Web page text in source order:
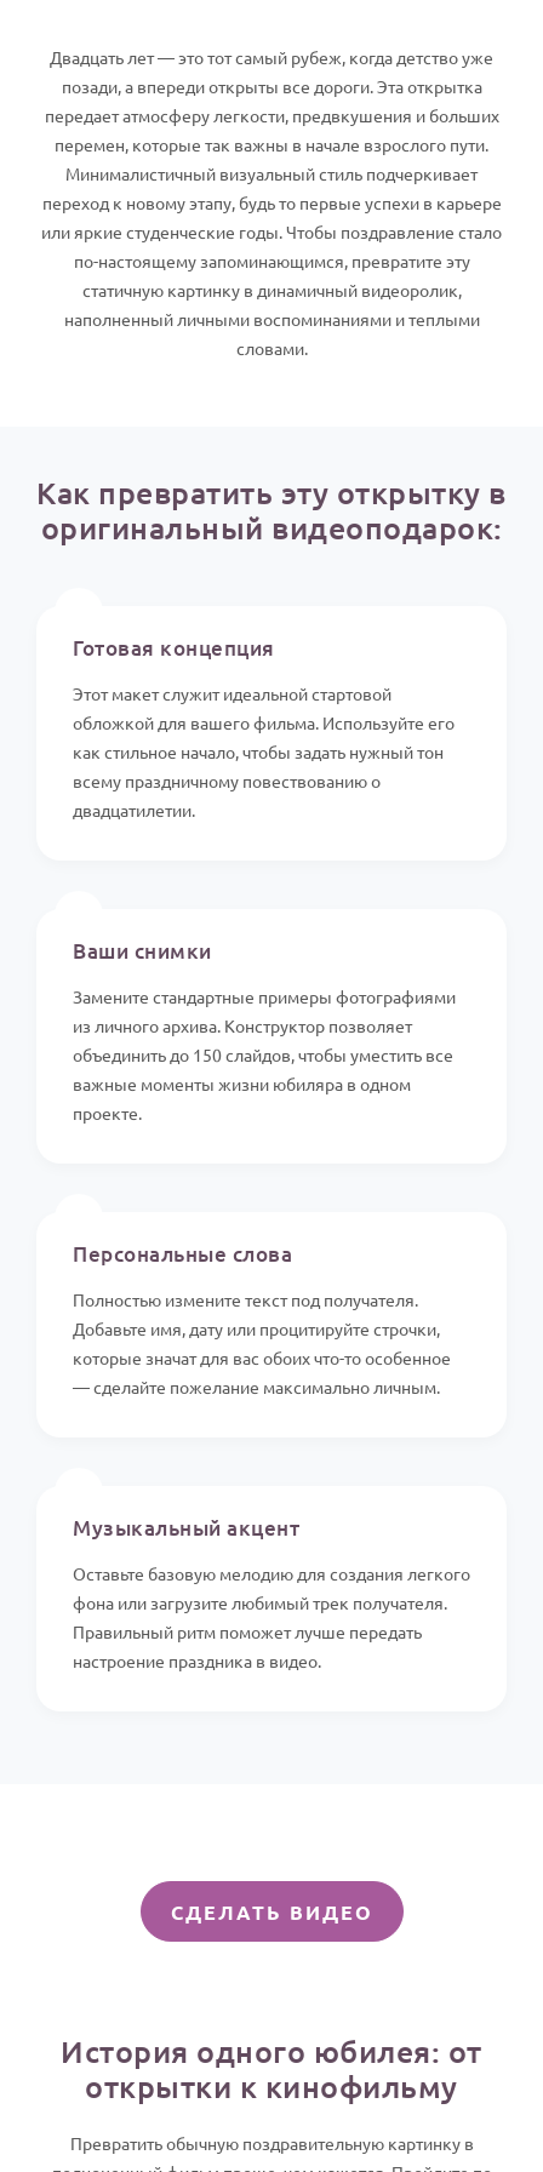
Двадцать лет — это тот самый рубеж, когда детство уже
позади, а впереди открыты все дороги. Эта открытка
передает атмосферу легкости, предвкушения и больших
перемен, которые так важны в начале взрослого пути.
Минималистичный визуальный стиль подчеркивает
переход к новому этапу, будь то первые успехи в карьере
или яркие студенческие годы. Чтобы поздравление стало
по-настоящему запоминающимся, превратите эту
статичную картинку в динамичный видеоролик,
наполненный личными воспоминаниями и теплыми
словами.
Как превратить эту открытку в
оригинальный видеоподарок:
Готовая концепция
Этот макет служит идеальной стартовой
обложкой для вашего фильма. Используйте его
как стильное начало, чтобы задать нужный тон
всему праздничному повествованию о
двадцатилетии.
Ваши снимки
Замените стандартные примеры фотографиями
из личного архива. Конструктор позволяет
объединить до 150 слайдов, чтобы уместить все
важные моменты жизни юбиляра в одном
проекте.
Персональные слова
Полностью измените текст под получателя.
Добавьте имя, дату или процитируйте строчки,
которые значат для вас обоих что-то особенное
— сделайте пожелание максимально личным.
Музыкальный акцент
Оставьте базовую мелодию для создания легкого
фона или загрузите любимый трек получателя.
Правильный ритм поможет лучше передать
настроение праздника в видео.
СДЕЛАТЬ ВИДЕО
История одного юбилея: от
открытки к кинофильму
Превратить обычную поздравительную картинку в